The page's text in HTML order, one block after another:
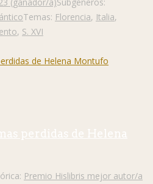
Temas: Florencia, Italia,
, S. XVI
perdidas de Helena
Premio Hislibris mejor autor/a